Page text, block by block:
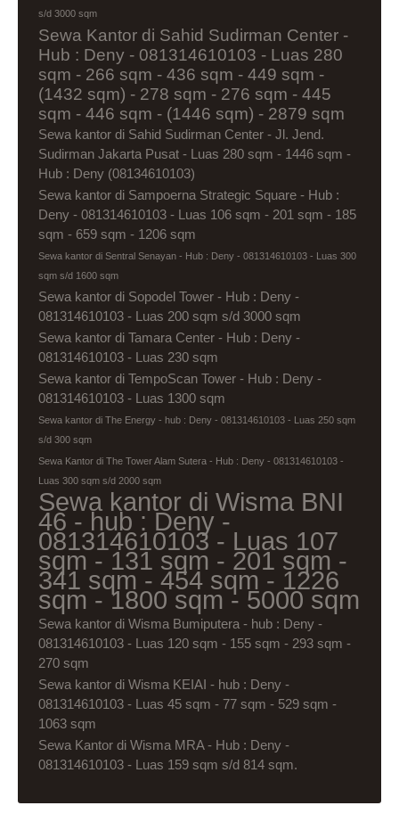
s/d 3000 sqm
Sewa Kantor di Sahid Sudirman Center -
Hub : Deny - 081314610103 - Luas 280
sqm - 266 sqm - 436 sqm - 449 sqm -
(1432 sqm) - 278 sqm - 276 sqm - 445
sqm - 446 sqm - (1446 sqm) - 2879 sqm
Sewa kantor di Sahid Sudirman Center - Jl. Jend.
Sudirman Jakarta Pusat - Luas 280 sqm - 1446 sqm -
Hub : Deny (08134610103)
Sewa kantor di Sampoerna Strategic Square - Hub :
Deny - 081314610103 - Luas 106 sqm - 201 sqm - 185
sqm - 659 sqm - 1206 sqm
Sewa kantor di Sentral Senayan - Hub : Deny - 081314610103 - Luas 300
sqm s/d 1600 sqm
Sewa kantor di Sopodel Tower - Hub : Deny -
081314610103 - Luas 200 sqm s/d 3000 sqm
Sewa kantor di Tamara Center - Hub : Deny -
081314610103 - Luas 230 sqm
Sewa kantor di TempoScan Tower - Hub : Deny -
081314610103 - Luas 1300 sqm
Sewa kantor di The Energy - hub : Deny - 081314610103 - Luas 250 sqm
s/d 300 sqm
Sewa Kantor di The Tower Alam Sutera - Hub : Deny - 081314610103 -
Luas 300 sqm s/d 2000 sqm
Sewa kantor di Wisma BNI
46 - hub : Deny -
081314610103 - Luas 107
sqm - 131 sqm - 201 sqm -
341 sqm - 454 sqm - 1226
sqm - 1800 sqm - 5000 sqm
Sewa kantor di Wisma Bumiputera - hub : Deny -
081314610103 - Luas 120 sqm - 155 sqm - 293 sqm -
270 sqm
Sewa kantor di Wisma KEIAI - hub : Deny -
081314610103 - Luas 45 sqm - 77 sqm - 529 sqm -
1063 sqm
Sewa Kantor di Wisma MRA - Hub : Deny -
081314610103 - Luas 159 sqm s/d 814 sqm.